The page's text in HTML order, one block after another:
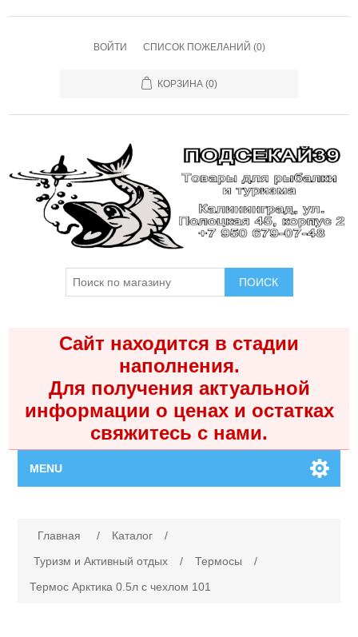
ВОЙТИ СПИСОК ПОЖЕЛАНИЙ (0)
КОРЗИНА (0)
ПОИСК
Сайт находится в стадии
наполнения.
Для получения актуальной
информации о ценах и остатках
свяжитесь с нами.
MENU
Каталог
Главная / Каталог
/
Туризм и Активный отдых
/ Термосы
/
Термос Арктика 0.5л с чехлом 101